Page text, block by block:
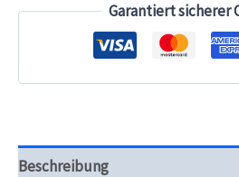
Garantiert sicherer
Beschreibung